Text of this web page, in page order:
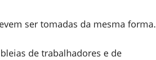
ser tomadas da mesma forma.
de trabalhadores e de